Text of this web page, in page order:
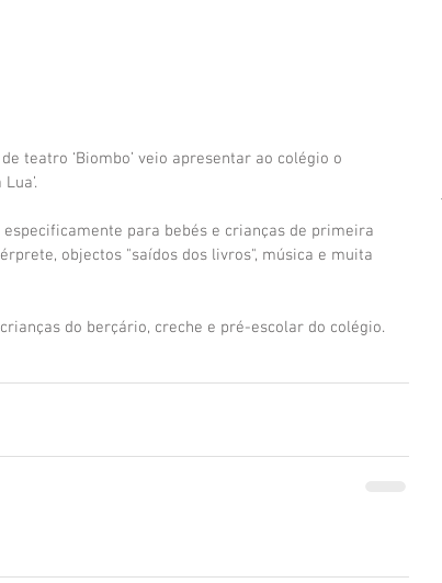
teatro ‘Biombo’ veio apresentar ao colégio o
para bebés e crianças de primeira
objectos "saídos dos livros", música e muita
do berçário, creche e pré-escolar do colégio.